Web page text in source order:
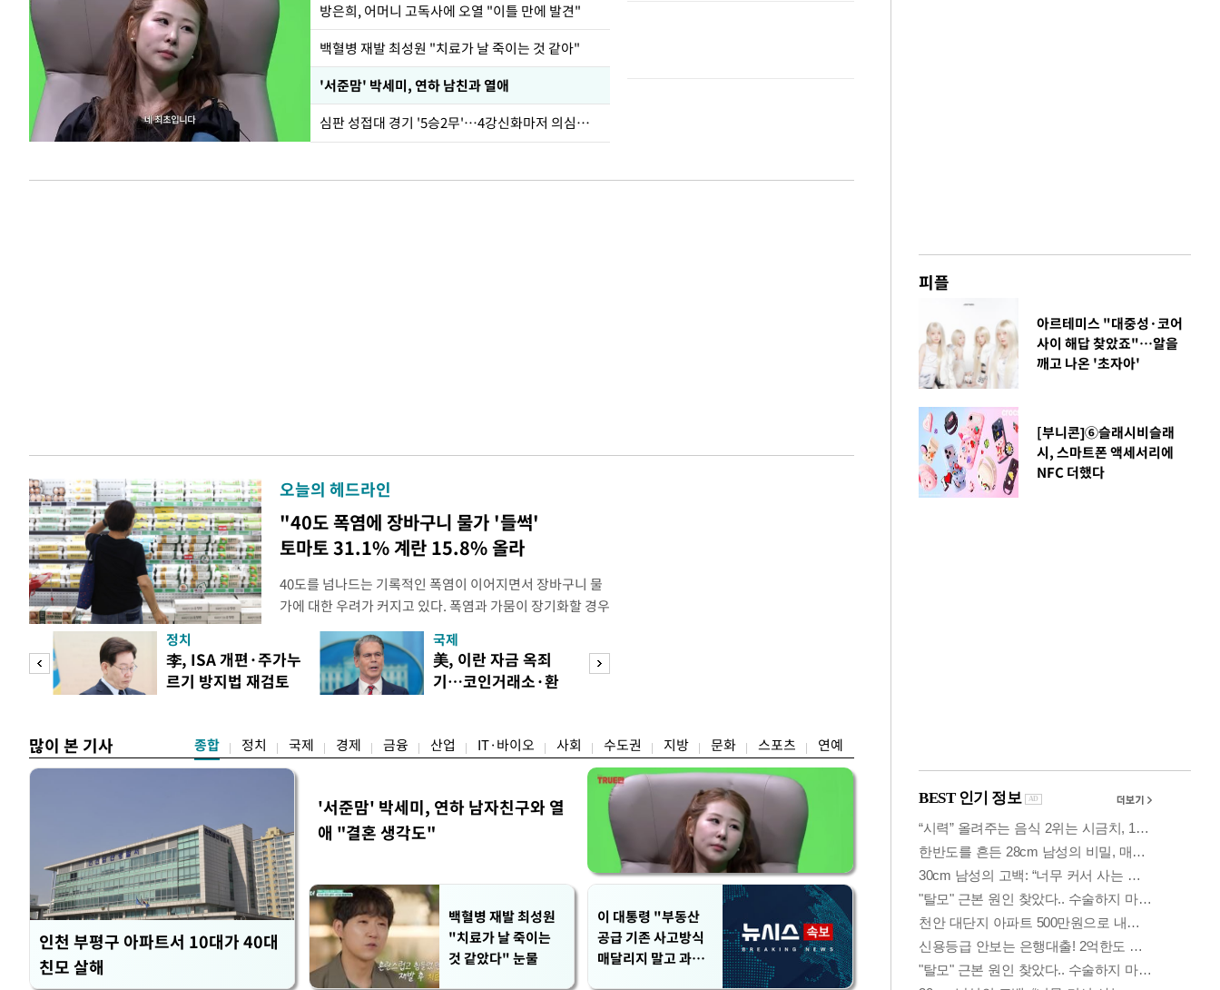
방은희, 어머니 고독사에 오열 "이틀 만에 발견"
백혈병 재발 최성원 "치료가 날 죽이는 것 같아"
'서준맘' 박세미, 연하 남친과 열애
심판 성접대 경기 '5승2무'…4강신화마저 의심받아
오늘의 헤드라인
"40도 폭염에 장바구니 물가 '들썩'
토마토 31.1% 계란 15.8% 올라
40도를 넘나드는 기록적인 폭염이 이어지면서 장바구니 물
가에 대한 우려가 커지고 있다. 폭염과 가뭄이 장기화할 경우
농작물 생육과 가축 생산성이 저하돼 농축산물 가격을 자극
할 수 있기 때문이다. 현재까지는 농축산물 가격이 일제히 오
르기보다는 품목별로 희비가 엇갈리는 모습이다. 배·토마토
·수박·계란 등은 지난해보다 가격이 오른 반면 사과·배추·
정치
李, ISA 개편·주가누
르기 방지법 재검토
국제
美, 이란 자금 옥죄
기…코인거래소·환
많이 본 기사 종합 정치 국제 경제 금융 산업 IT·바이오 사회 수도권 지방 문화 스포츠 연예
인천 부평구 아파트서 10대가 40대
친모 살해
'서준맘' 박세미, 연하 남자친구와 열
애 "결혼 생각도"
백혈병 재발 최성원
"치료가 날 죽이는
것 같았다" 눈물
이 대통령 "부동산
공급 기존 사고방식
매달리지 말고 과감
피플
아르테미스 "대중성·코어
사이 해답 찾았죠"…알을
깨고 나온 '초자아'
[부니콘]⑥슬래시비슬래
시, 스마트폰 액세서리에
NFC 더했다